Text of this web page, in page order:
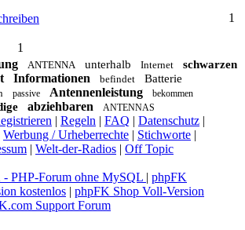
1
1
ANTENNA unterhalb Internet schwarzen
Informationen befindet
Batterie
passive Antennenleistung bekommen
abziehbaren ANTENNAS
| Regeln | FAQ | Datenschutz |
Werbung / Urheberrechte | Stichworte |
| Welt-der-Radios | Off Topic
- PHP-Forum ohne MySQL | phpFK
kostenlos | phpFK Shop Voll-Version
Support Forum